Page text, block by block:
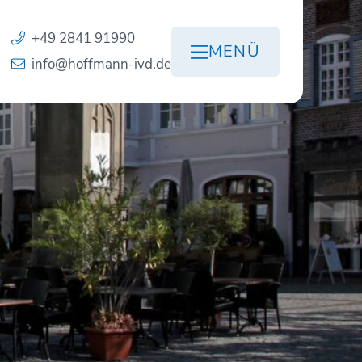
+49 2841 91990
info@hoffmann-ivd.de
MENÜ